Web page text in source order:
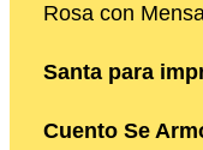
Rosa con
Santa para
Cuento Se